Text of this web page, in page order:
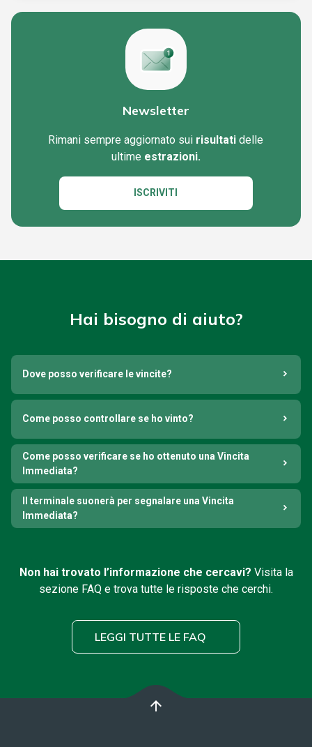
Newsletter
Rimani sempre aggiornato sui risultati delle
ultime estrazioni.
ISCRIVITI
Hai bisogno di aiuto?
Dove posso verificare le vincite?
Come posso controllare se ho vinto?
Come posso verificare se ho ottenuto una Vincita
Immediata?
Il terminale suonerà per segnalare una Vincita
Immediata?
Non hai trovato l’informazione che cercavi? Visita la
sezione FAQ e trova tutte le risposte che cerchi.
LEGGI TUTTE LE FAQ
arrow_upward